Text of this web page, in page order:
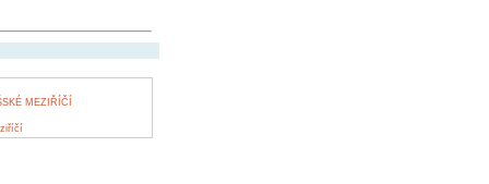
MEZIŘÍČÍ